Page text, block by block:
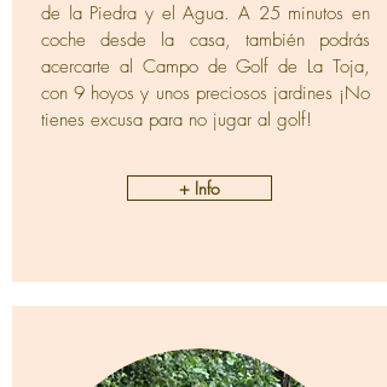
de la Piedra y el Agua. A 25 minutos en
coche desde la casa, también podrás
acercarte al Campo de Golf de La Toja,
con 9 hoyos y unos preciosos jardines ¡No
tienes excusa para no jugar al golf!
+ Info